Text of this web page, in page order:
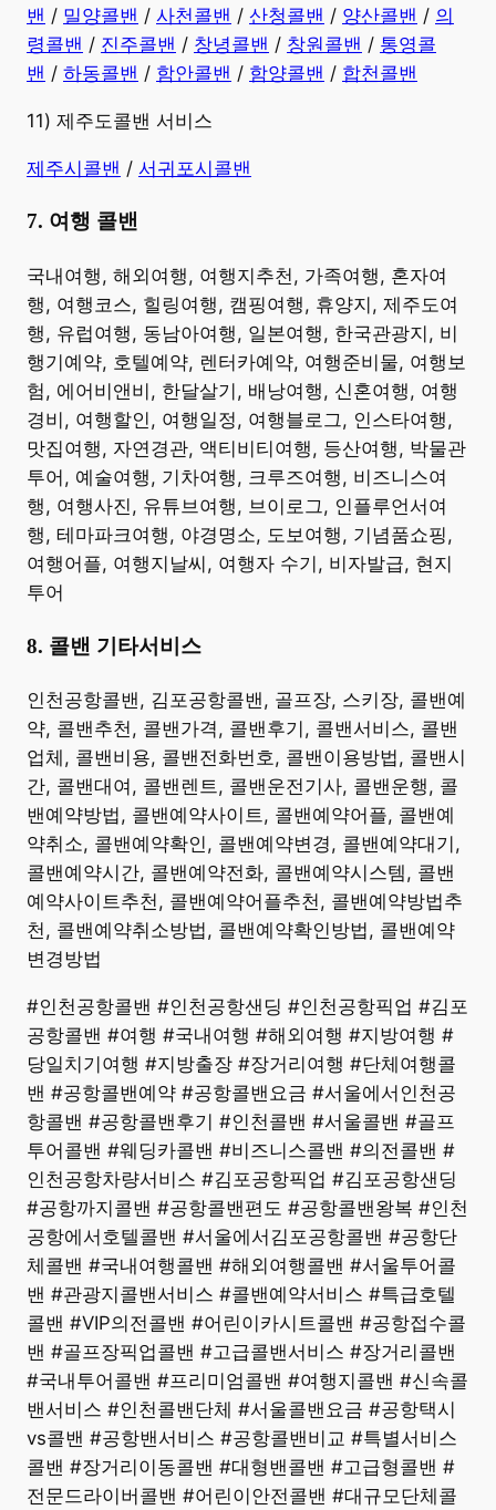
밴 / 밀양콜밴 / 사천콜밴 / 산청콜밴 / 양산콜밴 / 의
령콜밴 / 진주콜밴 / 창녕콜밴 / 창원콜밴 / 통영콜
밴 / 하동콜밴 / 함안콜밴 / 함양콜밴 / 합천콜밴
11) 제주도콜밴 서비스
제주시콜밴 / 서귀포시콜밴
7. 여행 콜밴
​국내여행, 해외여행, 여행지추천, 가족여행, 혼자여
행, 여행코스, 힐링여행, 캠핑여행, 휴양지, 제주도여
행, 유럽여행, 동남아여행, 일본여행, 한국관광지, 비
행기예약, 호텔예약, 렌터카예약, 여행준비물, 여행보
험, 에어비앤비, 한달살기, 배낭여행, 신혼여행, 여행
경비, 여행할인, 여행일정, 여행블로그, 인스타여행,
맛집여행, 자연경관, 액티비티여행, 등산여행, 박물관
투어, 예술여행, 기차여행, 크루즈여행, 비즈니스여
행, 여행사진, 유튜브여행, 브이로그, 인플루언서여
행, 테마파크여행, 야경명소, 도보여행, 기념품쇼핑,
여행어플, 여행지날씨, 여행자 수기, 비자발급, 현지
투어 ​
8. 콜밴 기타서비스
​인천공항콜밴, 김포공항콜밴, 골프장, 스키장, 콜밴예
약, 콜밴추천, 콜밴가격, 콜밴후기, 콜밴서비스, 콜밴
업체, 콜밴비용, 콜밴전화번호, 콜밴이용방법, 콜밴시
간, 콜밴대여, 콜밴렌트, 콜밴운전기사, 콜밴운행, 콜
밴예약방법, 콜밴예약사이트, 콜밴예약어플, 콜밴예
약취소, 콜밴예약확인, 콜밴예약변경, 콜밴예약대기,
콜밴예약시간, 콜밴예약전화, 콜밴예약시스템, 콜밴
예약사이트추천, 콜밴예약어플추천, 콜밴예약방법추
천, 콜밴예약취소방법, 콜밴예약확인방법, 콜밴예약
변경방법
#인천공항콜밴 #인천공항샌딩 #인천공항픽업 #김포
공항콜밴 #여행 #국내여행 #해외여행 #지방여행 #
당일치기여행 #지방출장 #장거리여행 #단체여행콜
밴 #공항콜밴예약 #공항콜밴요금 #서울에서인천공
항콜밴 #공항콜밴후기 #인천콜밴 #서울콜밴 #골프
투어콜밴 #웨딩카콜밴 #비즈니스콜밴 #의전콜밴 #
인천공항차량서비스 #김포공항픽업 #김포공항샌딩
#공항까지콜밴 #공항콜밴편도 #공항콜밴왕복 #인천
공항에서호텔콜밴 #서울에서김포공항콜밴 #공항단
체콜밴 #국내여행콜밴 #해외여행콜밴 #서울투어콜
밴 #관광지콜밴서비스 #콜밴예약서비스 #특급호텔
콜밴 #VIP의전콜밴 #어린이카시트콜밴 #공항접수콜
밴 #골프장픽업콜밴 #고급콜밴서비스 #장거리콜밴
#국내투어콜밴 #프리미엄콜밴 #여행지콜밴 #신속콜
밴서비스 #인천콜밴단체 #서울콜밴요금 #공항택시
vs콜밴 #공항밴서비스 #공항콜밴비교 #특별서비스
콜밴 #장거리이동콜밴 #대형밴콜밴 #고급형콜밴 #
전문드라이버콜밴 #어린이안전콜밴 #대규모단체콜